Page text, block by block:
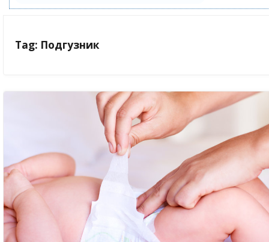
Tag: Подгузник